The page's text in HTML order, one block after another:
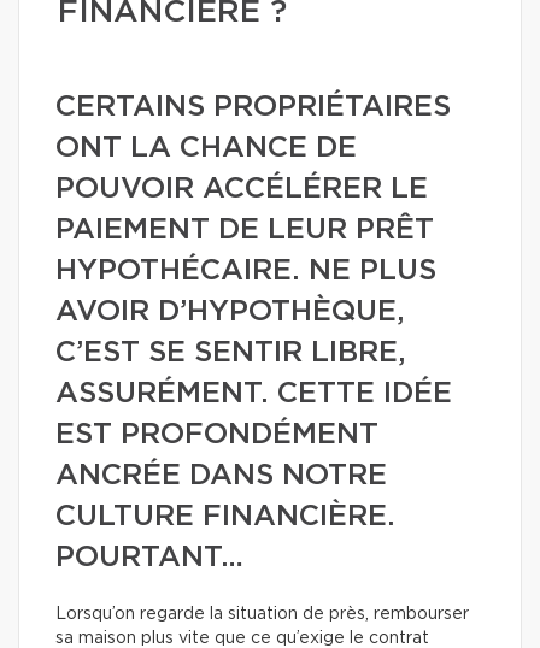
FINANCIÈRE ?
CERTAINS PROPRIÉTAIRES
ONT LA CHANCE DE
POUVOIR ACCÉLÉRER LE
PAIEMENT DE LEUR PRÊT
HYPOTHÉCAIRE. NE PLUS
AVOIR D’HYPOTHÈQUE,
C’EST SE SENTIR LIBRE,
ASSURÉMENT. CETTE IDÉE
EST PROFONDÉMENT
ANCRÉE DANS NOTRE
CULTURE FINANCIÈRE.
POURTANT…
Lorsqu’on regarde la situation de près, rembourser
sa maison plus vite que ce qu’exige le contrat